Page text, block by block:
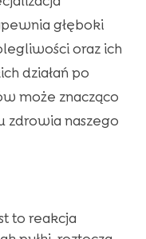
głęboki
oraz ich
działań po
może znacząco
zdrowia naszego
to reakcja